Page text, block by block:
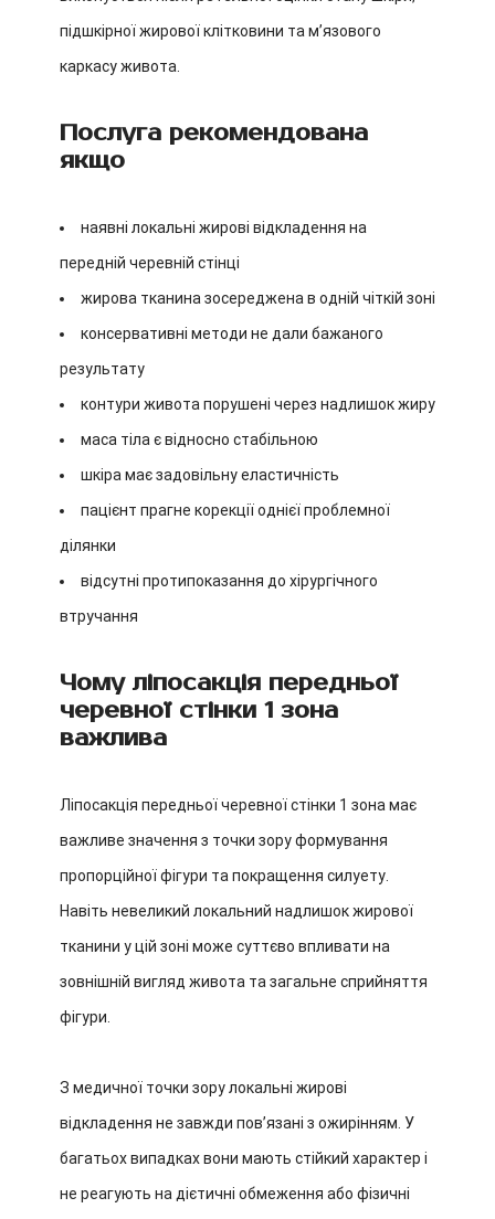
підшкірної жирової клітковини та м’язового
каркасу живота.
Послуга рекомендована
якщо
наявні локальні жирові відкладення на
передній черевній стінці
жирова тканина зосереджена в одній чіткій зоні
консервативні методи не дали бажаного
результату
контури живота порушені через надлишок жиру
маса тіла є відносно стабільною
шкіра має задовільну еластичність
пацієнт прагне корекції однієї проблемної
ділянки
відсутні протипоказання до хірургічного
втручання
Чому ліпосакція передньої
черевної стінки 1 зона
важлива
Ліпосакція передньої черевної стінки 1 зона має
важливе значення з точки зору формування
пропорційної фігури та покращення силуету.
Навіть невеликий локальний надлишок жирової
тканини у цій зоні може суттєво впливати на
зовнішній вигляд живота та загальне сприйняття
фігури.
З медичної точки зору локальні жирові
відкладення не завжди пов’язані з ожирінням. У
багатьох випадках вони мають стійкий характер і
не реагують на дієтичні обмеження або фізичні